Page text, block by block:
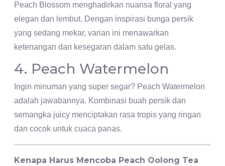
Peach Blossom menghadirkan nuansa floral yang
elegan dan lembut. Dengan inspirasi bunga persik
yang sedang mekar, varian ini menawarkan
ketenangan dan kesegaran dalam satu gelas.
4. Peach Watermelon
Ingin minuman yang super segar? Peach Watermelon
adalah jawabannya. Kombinasi buah persik dan
semangka juicy menciptakan rasa tropis yang ringan
dan cocok untuk cuaca panas.
Kenapa Harus Mencoba Peach Oolong Tea